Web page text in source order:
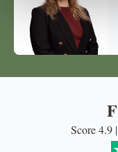
Score 4.9